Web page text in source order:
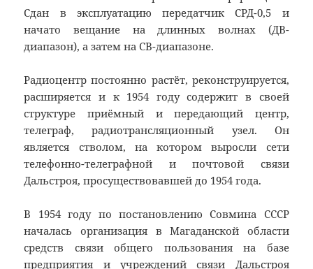
Сдан в эксплуатацию передатчик СРД-0,5 и
начато вещание на длинных волнах (ДВ-
диапазон), а затем на СВ-диапазоне.
Радиоцентр постоянно растёт, реконструируется,
расширяется и к 1954 году содержит в своей
структуре приёмный и передающий центр,
телеграф, радиотрансляционный узел. Он
является стволом, на котором выросли сети
телефонно-телеграфной и почтовой связи
Дальстроя, просуществовавшей до 1954 года.
В 1954 году по постановлению Совмина СССР
началась организация в Магаданской области
средств связи общего пользования на базе
предприятия и учреждений связи Дальстроя